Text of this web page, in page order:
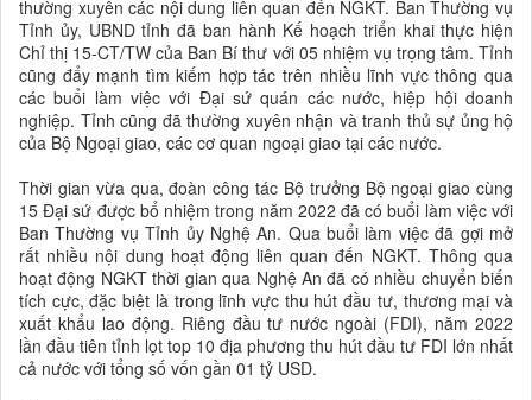
thường xuyên các nội dung liên quan đến NGKT. Ban Thường vụ
Tỉnh ủy, UBND tỉnh đã ban hành Kế hoạch triển khai thực hiện
Chỉ thị 15-CT/TW của Ban Bí thư với 05 nhiệm vụ trọng tâm. Tỉnh
cũng đẩy mạnh tìm kiếm hợp tác trên nhiều lĩnh vực thông qua
các buổi làm việc với Đại sứ quán các nước, hiệp hội doanh
nghiệp. Tỉnh cũng đã thường xuyên nhận và tranh thủ sự ủng hộ
của Bộ Ngoại giao, các cơ quan ngoại giao tại các nước.
Thời gian vừa qua, đoàn công tác Bộ trưởng Bộ ngoại giao cùng
15 Đại sứ được bổ nhiệm trong năm 2022 đã có buổi làm việc với
Ban Thường vụ Tỉnh ủy Nghệ An. Qua buổi làm việc đã gợi mở
rất nhiều nội dung hoạt động liên quan đến NGKT. Thông qua
hoạt động NGKT thời gian qua Nghệ An đã có nhiều chuyển biến
tích cực, đặc biệt là trong lĩnh vực thu hút đầu tư, thương mại và
xuất khẩu lao động. Riêng đầu tư nước ngoài (FDI), năm 2022
lần đầu tiên tỉnh lọt top 10 địa phương thu hút đầu tư FDI lớn nhất
cả nước với tổng số vốn gần 01 tỷ USD.